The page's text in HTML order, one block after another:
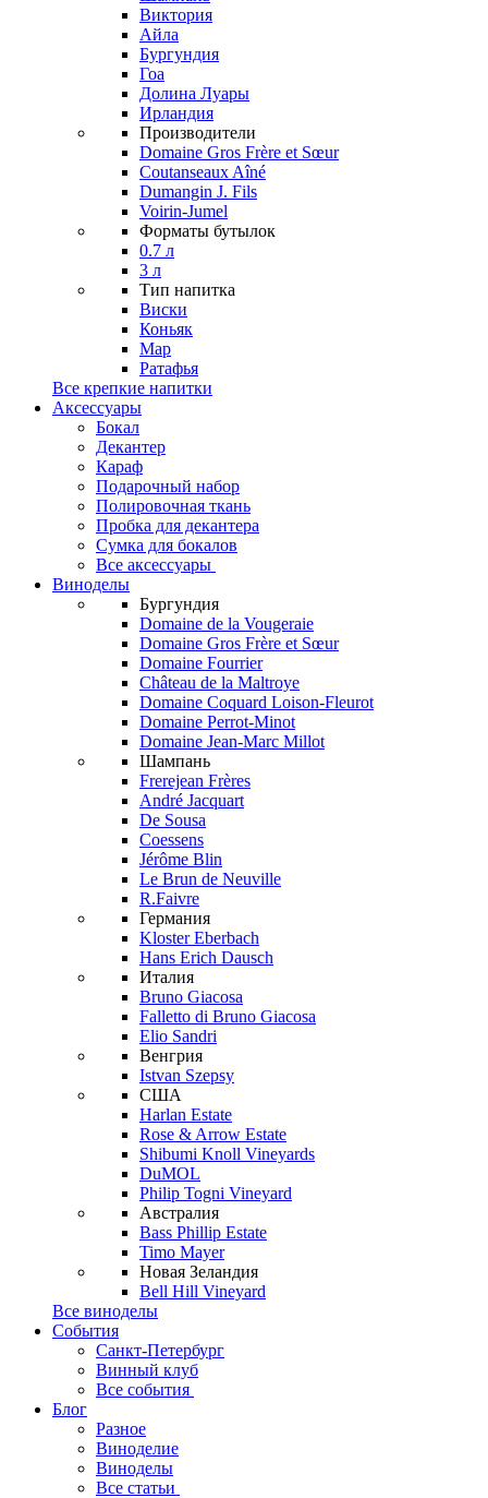
Виктория
Айла
Бургундия
Гоа
Долина Луары
Ирландия
Производители
Domaine Gros Frère et Sœur
Coutanseaux Aîné
Dumangin J. Fils
Voirin-Jumel
Форматы бутылок
0.7 л
3 л
Тип напитка
Виски
Коньяк
Мар
Ратафья
Все крепкие напитки
Аксессуары
Бокал
Декантер
Караф
Подарочный набор
Полировочная ткань
Пробка для декантера
Сумка для бокалов
Все аксессуары
Виноделы
Бургундия
Domaine de la Vougeraie
Domaine Gros Frère et Sœur
Domaine Fourrier
Château de la Maltroye
Domaine Coquard Loison-Fleurot
Domaine Perrot-Minot
Domaine Jean-Marc Millot
Шампань
Frerejean Frères
André Jacquart
De Sousa
Coessens
Jérôme Blin
Le Brun de Neuville
R.Faivre
Германия
Kloster Eberbach
Hans Erich Dausch
Италия
Bruno Giacosa
Falletto di Bruno Giacosa
Elio Sandri
Венгрия
Istvan Szepsy
США
Harlan Estate
Rose & Arrow Estate
Shibumi Knoll Vineyards
DuMOL
Philip Togni Vineyard
Австралия
Bass Phillip Estate
Timo Mayer
Новая Зеландия
Bell Hill Vineyard
Все виноделы
События
Санкт-Петербург
Винный клуб
Все события
Блог
Разное
Виноделие
Виноделы
Все статьи